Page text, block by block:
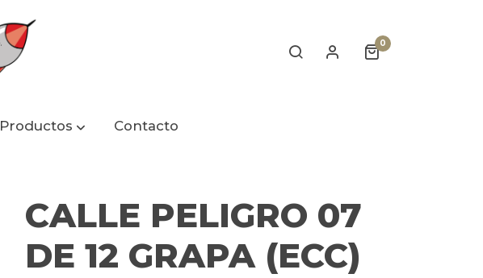
0
Productos
Contacto
CALLE PELIGRO 07
DE 12 GRAPA (ECC)